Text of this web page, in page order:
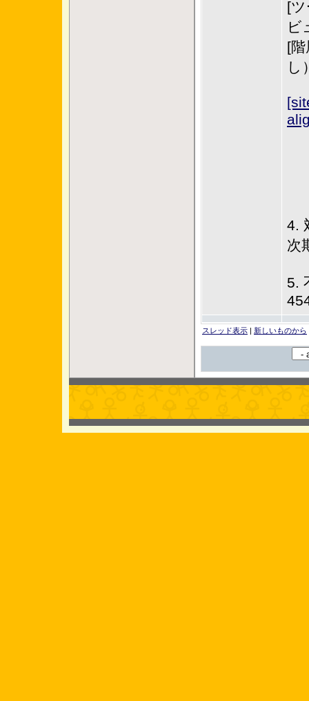
[
ビ
[
し
4.
次
5.
スレッド表示 | 新しいものから